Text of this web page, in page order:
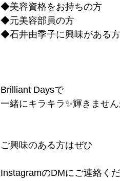
◆美容資格をお持ちの方
◆元美容部員の方
◆石井由季子に興味がある
Brilliant Daysで
一緒にキラキラ✨輝きませ
ご興味のある方はぜひ
InstagramのDMにご連絡く